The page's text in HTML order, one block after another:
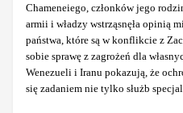
Chameneiego, członków jego
armii i władzy wstrząsnęła opinią
państwa, które są w konflikcie z
sobie sprawę z zagrożeń dla
Wenezueli i Iranu pokazują, że
się zadaniem nie tylko służb